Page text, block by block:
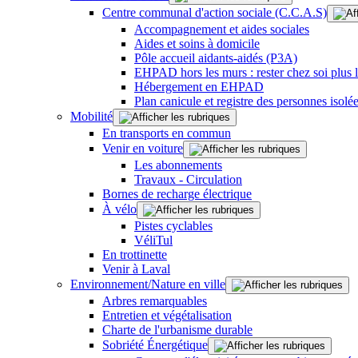
Centre communal d'action sociale (C.C.A.S)
Accompagnement et aides sociales
Aides et soins à domicile
Pôle accueil aidants-aidés (P3A)
EHPAD hors les murs : rester chez soi plus
Hébergement en EHPAD
Plan canicule et registre des personnes
Mobilité
En transports en commun
Venir en voiture
Les abonnements
Travaux - Circulation
Bornes de recharge électrique
À vélo
Pistes cyclables
VéliTul
En trottinette
Venir à Laval
Environnement/Nature en ville
Arbres remarquables
Entretien et végétalisation
Charte de l'urbanisme durable
Sobriété Énergétique